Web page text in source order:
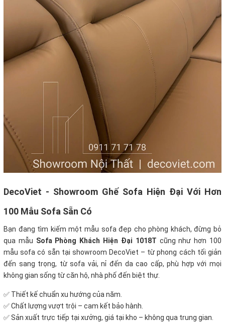
DecoViet - Showroom Ghế Sofa Hiện Đại Với Hơn
100 Mẫu Sofa Sẵn Có
Bạn đang tìm kiếm một mẫu sofa đẹp cho phòng khách, đừng bỏ
qua mẫu Sofa Phòng Khách Hiện Đại 1018T cũng như hơn 100
mẫu sofa có sẵn tại showroom DecoViet – từ phong cách tối giản
đến sang trọng, từ sofa vải, nỉ đến da cao cấp, phù hợp với mọi
không gian sống từ căn hộ, nhà phố đến biệt thự.
✅ Thiết kế chuẩn xu hướng của năm.
✅ Chất lượng vượt trội – cam kết bảo hành.
✅ Sản xuất trực tiếp tại xưởng, giá tại kho – không qua trung gian.